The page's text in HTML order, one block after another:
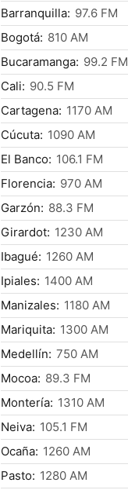
Barranquilla: 97.6 FM
Bogotá: 810 AM
Bucaramanga: 99.2 FM
Cali: 90.5 FM
Cartagena: 1170 AM
Cúcuta: 1090 AM
El Banco: 106.1 FM
Florencia: 970 AM
Garzón: 88.3 FM
Girardot: 1230 AM
Ibagué: 1260 AM
Ipiales: 1400 AM
Manizales: 1180 AM
Mariquita: 1300 AM
Medellín: 750 AM
Mocoa: 89.3 FM
Montería: 1310 AM
Neiva: 105.1 FM
Ocaña: 1260 AM
Pasto: 1280 AM